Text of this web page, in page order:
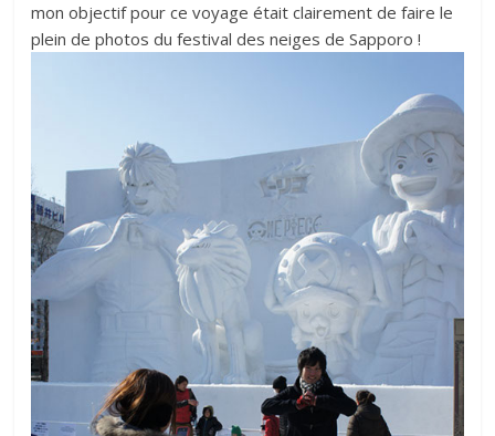
mon objectif pour ce voyage était clairement de faire le
plein de photos du festival des neiges de Sapporo !